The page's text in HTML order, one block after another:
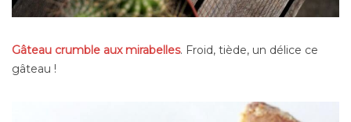
Gâteau crumble aux mirabelles. Froid, tiède, un délice ce
gâteau !